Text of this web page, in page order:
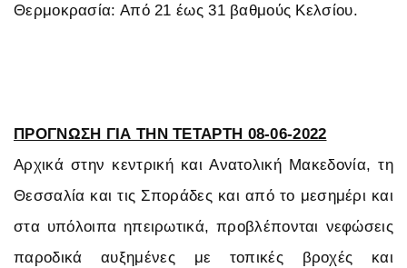
Θερμοκρασία: Από 21 έως 31 βαθμούς Κελσίου.
ΠΡΟΓΝΩΣΗ ΓΙΑ ΤΗΝ ΤΕΤΑΡΤΗ 08-06-2022
Αρχικά στην κεντρική και Ανατολική Μακεδονία, τη
Θεσσαλία και τις Σποράδες και από το μεσημέρι και
στα υπόλοιπα ηπειρωτικά, προβλέπονται νεφώσεις
παροδικά αυξημένες με τοπικές βροχές και